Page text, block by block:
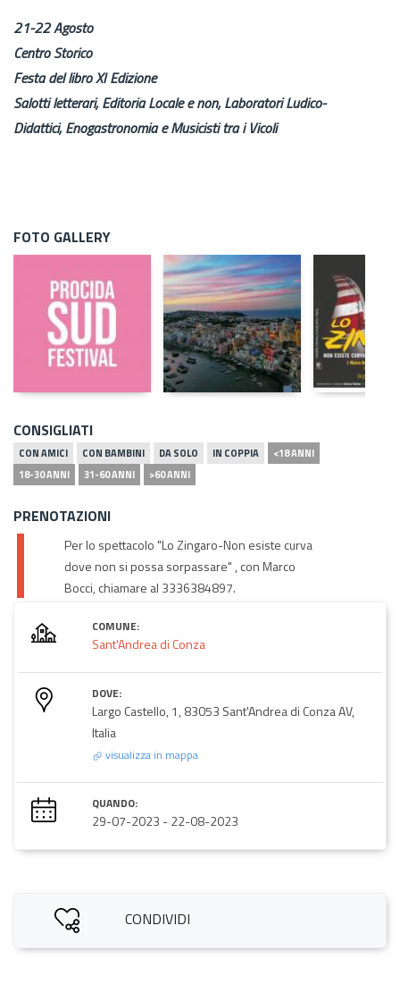
21-22 Agosto
Centro Storico
Festa del libro XI Edizione
Salotti letterari, Editoria Locale e non, Laboratori Ludico-
Didattici, Enogastronomia e Musicisti tra i Vicoli
FOTO GALLERY
CONSIGLIATI
CON AMICI CON BAMBINI DA SOLO IN COPPIA
<18 ANNI
18-30 ANNI
31-60 ANNI >60 ANNI
PRENOTAZIONI
Per lo spettacolo "Lo Zingaro-Non esiste curva
dove non si possa sorpassare" , con Marco
Bocci, chiamare al 3336384897.
COMUNE:
Sant'Andrea di Conza
DOVE:
Largo Castello, 1, 83053 Sant'Andrea di Conza AV,
Italia
visualizza in mappa
QUANDO:
29-07-2023 -22-08-2023
CONDIVIDI